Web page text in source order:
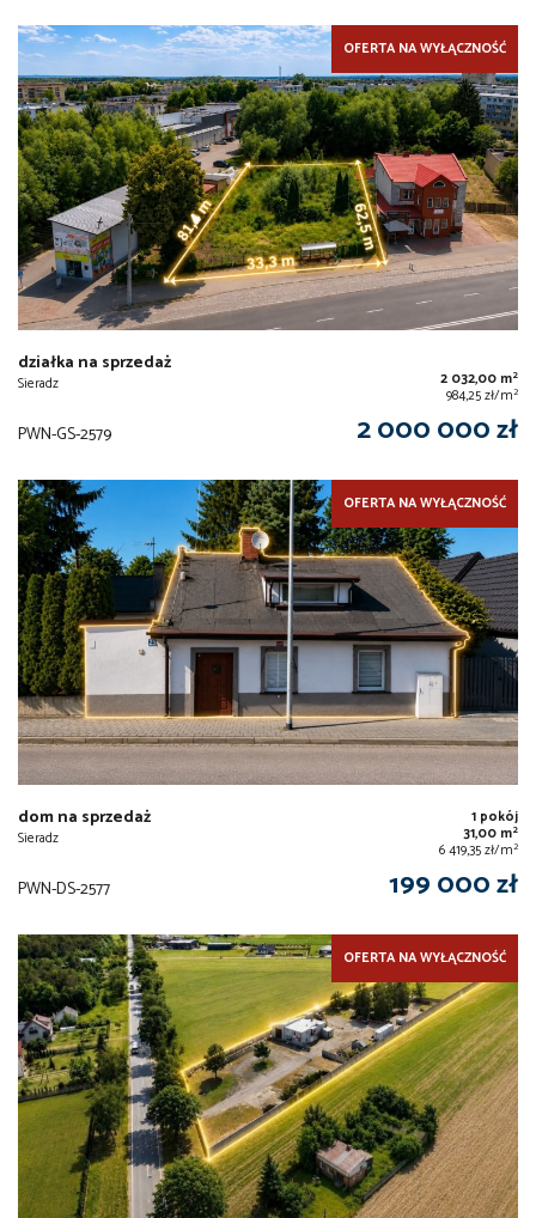
OFERTA NA WYŁĄCZNOŚĆ
działka na sprzedaż
Sieradz 2 032,00 m2
984,25 zł/m2
PWN-GS-2579 2 000 000 zł
OFERTA NA WYŁĄCZNOŚĆ
dom na sprzedaż
Sieradz
1 pokój
31,00 m2
6 419,35 zł/m2
PWN-DS-2577 199 000 zł
OFERTA NA WYŁĄCZNOŚĆ